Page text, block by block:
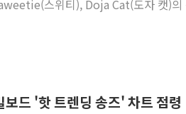
스위티), Doja Cat(도자 캣)
보드 '핫 트렌딩 송즈' 차트 점령